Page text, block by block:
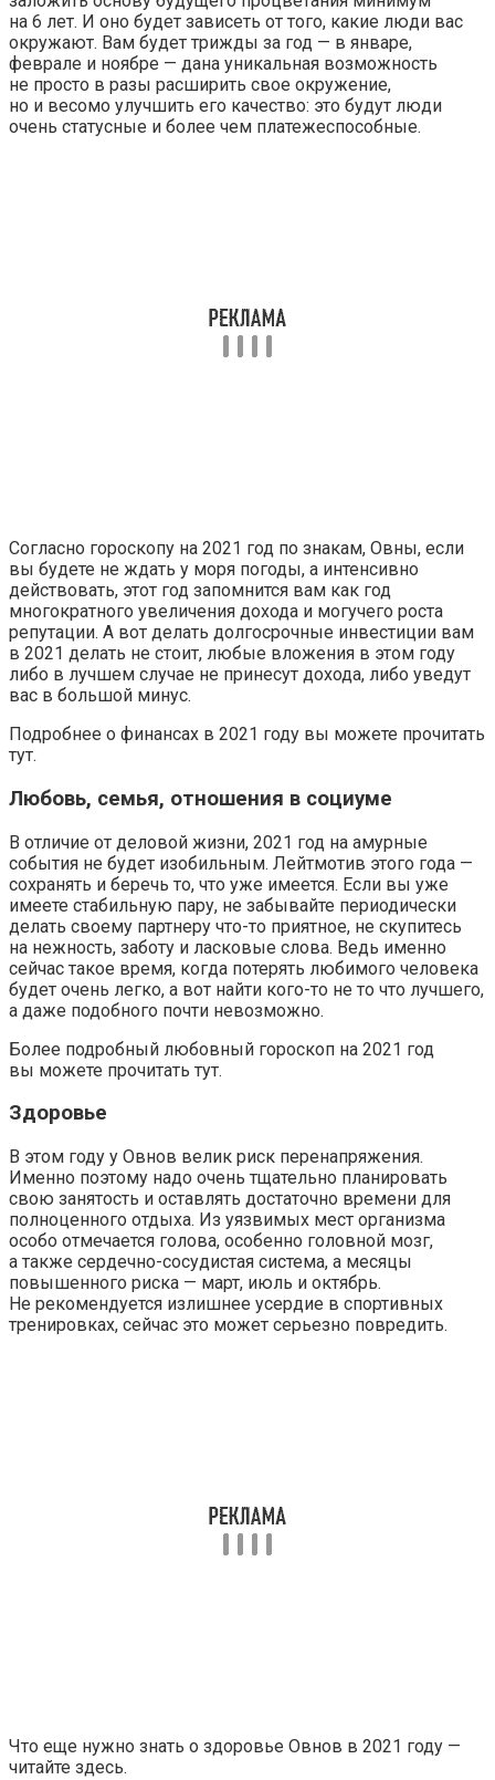
на 6 лет. И оно будет зависеть от того, какие люди вас
окружают. Вам будет трижды за год — в январе,
феврале и ноябре — дана уникальная возможность
не просто в разы расширить свое окружение,
но и весомо улучшить его качество: это будут люди
очень статусные и более чем платежеспособные.
Согласно гороскопу на 2021 год по знакам, Овны, если
вы будете не ждать у моря погоды, а интенсивно
действовать, этот год запомнится вам как год
многократного увеличения дохода и могучего роста
репутации. А вот делать долгосрочные инвестиции вам
в 2021 делать не стоит, любые вложения в этом году
либо в лучшем случае не принесут дохода, либо уведут
вас в большой минус.
Подробнее о финансах в 2021 году вы можете прочитать
тут.
Любовь, семья, отношения в социуме
В отличие от деловой жизни, 2021 год на амурные
события не будет изобильным. Лейтмотив этого года —
сохранять и беречь то, что уже имеется. Если вы уже
имеете стабильную пару, не забывайте периодически
делать своему партнеру что-то приятное, не скупитесь
на нежность, заботу и ласковые слова. Ведь именно
сейчас такое время, когда потерять любимого человека
будет очень легко, а вот найти кого-то не то что лучшего,
а даже подобного почти невозможно.
Более подробный любовный гороскоп на 2021 год
вы можете прочитать тут.
Здоровье
В этом году у Овнов велик риск перенапряжения.
Именно поэтому надо очень тщательно планировать
свою занятость и оставлять достаточно времени для
полноценного отдыха. Из уязвимых мест организма
особо отмечается голова, особенно головной мозг,
а также сердечно-сосудистая система, а месяцы
повышенного риска — март, июль и октябрь.
Не рекомендуется излишнее усердие в спортивных
тренировках, сейчас это может серьезно повредить.
Что еще нужно знать о здоровье Овнов в 2021 году —
читайте здесь.